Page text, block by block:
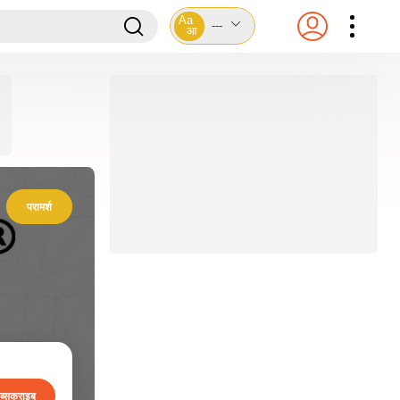
Aa
आ
---
परामर्श